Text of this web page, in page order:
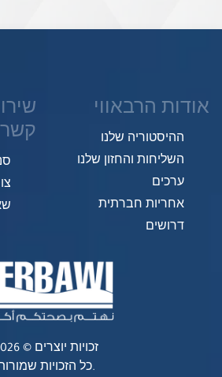
אודות הרבאווי
ההיסטוריה שלנו
השליחות והחזון שלנו
ערכים
אחריות חברתית
דרושים
קשר
זכויות יוצרים © 2026
כל הזכויות שמורות.